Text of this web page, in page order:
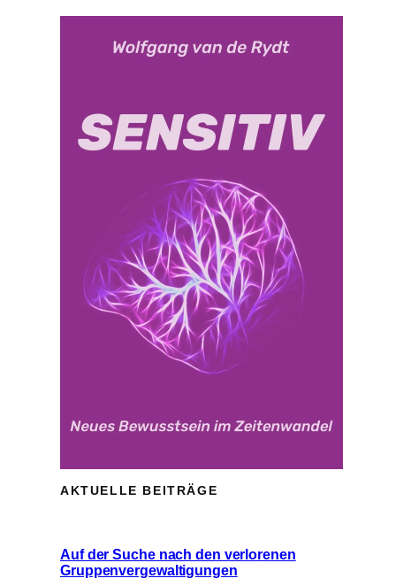
AKTUELLE BEITRÄGE
Auf der Suche nach den verlorenen
Gruppenvergewaltigungen